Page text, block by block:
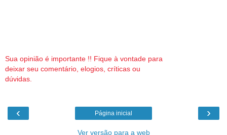
Sua opinião é importante !! Fique à vontade para
deixar seu comentário, elogios, críticas ou
dúvidas.
‹ ›
Página inicial
Ver versão para a web